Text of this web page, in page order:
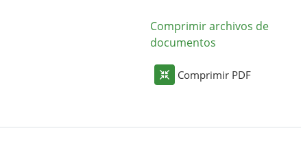
Comprimir archivos de
documentos
Comprimir PDF